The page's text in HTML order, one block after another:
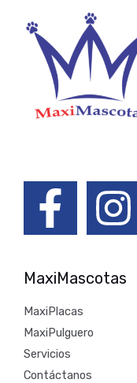
MaxiMascotas
MaxiPlacas
MaxiPulguero
Servicios
Contáctanos